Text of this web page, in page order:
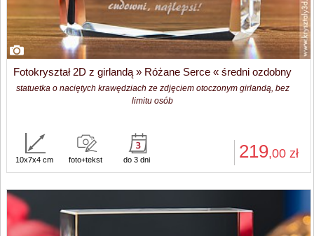
Fotokryształ 2D z girlandą » Różane Serce « średni ozdobny
statuetka o naciętych krawędziach ze zdjęciem otoczonym girlandą, bez
limitu osób
219,00 zł
10x7x4 cm foto+tekst do 3 dni